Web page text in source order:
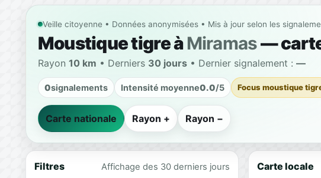
Veille citoyenne • Données anonymisées • Mis à jour selon les
Moustique tigre àMiramas—
Rayon 10 km • Derniers 30 jours• Dernier signalement : —
0signalements Intensité moyenne0.0/5 Focus moustique
Carte nationale Rayon + Rayon −
Filtres Affichage des 30 derniers jours Carte locale